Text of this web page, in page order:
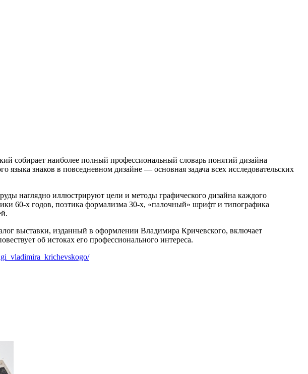
собирает наиболее полный профессиональный словарь понятий дизайна
знаков в повседневном дизайне — основная задача всех исследовательских
наглядно иллюстрируют цели и методы графического дизайна каждого
60-х годов, поэтика формализма 30-х, «палочный» шрифт и типографика
выставки, изданный в оформлении Владимира Кричевского, включает
об истоках его профессионального интереса.